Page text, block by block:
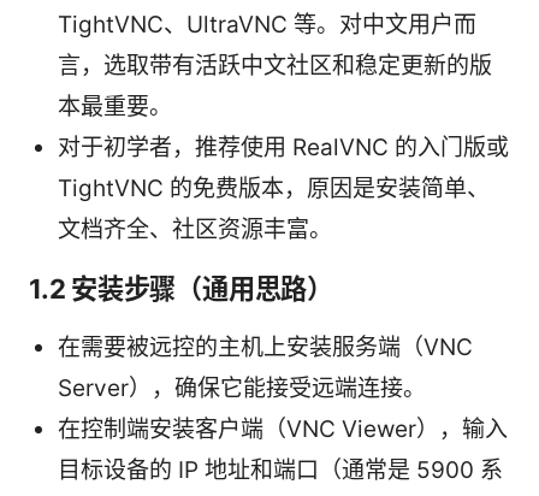
TightVNC、UltraVNC 等。对中文用户而
言，选取带有活跃中文社区和稳定更新的版
本最重要。
对于初学者，推荐使用 RealVNC 的入门版或
TightVNC 的免费版本，原因是安装简单、
文档齐全、社区资源丰富。
1.2 安装步骤（通用思路）
在需要被远控的主机上安装服务端（VNC
Server），确保它能接受远端连接。
在控制端安装客户端（VNC Viewer），输入
目标设备的 IP 地址和端口（通常是 5900 系